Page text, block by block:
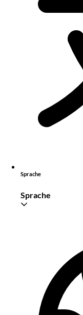
Sprache
Sprache